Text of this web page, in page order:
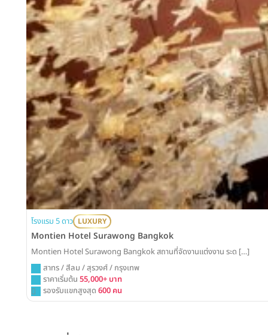
โรงแรม 5 ดาว LUXURY
Montien Hotel Surawong Bangkok
Montien Hotel Surawong Bangkok สถานที่จัดงานแต่งงาน ระด […]
สาทร / สีลม / สุรวงศ์ / กรุงเทพ
ราคาเริ่มต้น 55,000+ บาท
รองรับแขกสูงสุด 600 คน